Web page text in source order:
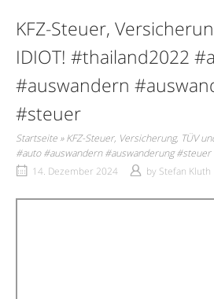
KFZ-Steuer,
IDIOT! #thailand2022
#auswandern
#steuer
Startseite »KFZ-Steuer, Versicherung, TÜV
#auto #auswandern #auswanderung #steuer
14. Dezember 2024
by Stefan Kluth